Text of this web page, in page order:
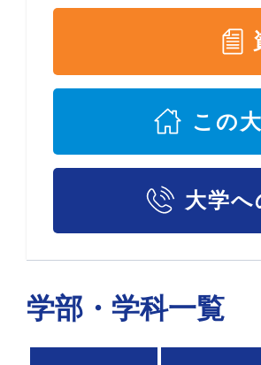
この
大学
学部・学科一覧